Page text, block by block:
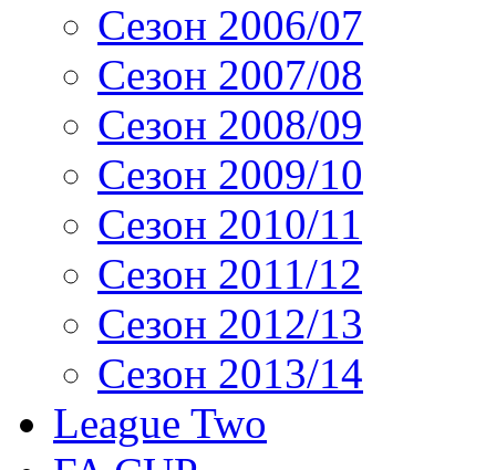
Сезон 2006/07
Сезон 2007/08
Сезон 2008/09
Сезон 2009/10
Сезон 2010/11
Сезон 2011/12
Сезон 2012/13
Сезон 2013/14
League Two